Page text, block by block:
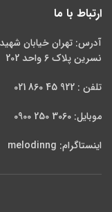
ارتباط با ما
آدرس: تهران خیابان
نسرین پلاک 6 واحد 202
تلفن : 922 45 860 021
موبایل: 3060 250 0900
اینستاگرام: melodinng